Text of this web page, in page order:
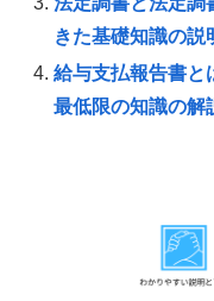
きた基礎知識の説
給与支払報告書と
最低限の知識の解